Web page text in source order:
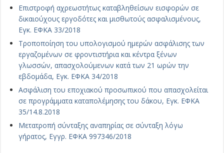
Επιστροφή αχρεωστήτως καταβληθείσων εισφορών σε
δικαιούχους εργοδότες και μισθωτούς ασφαλισμένους,
Εγκ. ΕΦΚΑ 33/2018
Τροποποίηση του υπολογισμού ημερών ασφάλισης των
εργαζομένων σε φροντιστήρια και κέντρα ξένων
γλωσσών, απασχολούμενων κατά των 21 ωρών την
εβδομάδα, Εγκ. ΕΦΚΑ 34/2018
Ασφάλιση του εποχιακού προσωπικού που απασχολείται
σε προγράμματα καταπολέμησης του δάκου, Εγκ. ΕΦΚΑ
35/14.8.2018
Μετατροπή σύνταξης αναπηρίας σε σύνταξη λόγω
γήρατος, Εγγρ. ΕΦΚΑ 997346/2018